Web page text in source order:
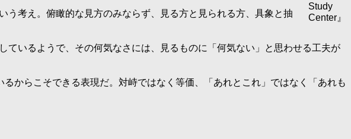
Study
Center』
考え。俯瞰的な見方のみならず、見る方と見られる方、具象と抽
いるようで、その何気なさには、見るものに「何気ない」と思わせる工夫が
からこそできる表現だ。対峙ではなく等価、「あれとこれ」ではなく「あれも